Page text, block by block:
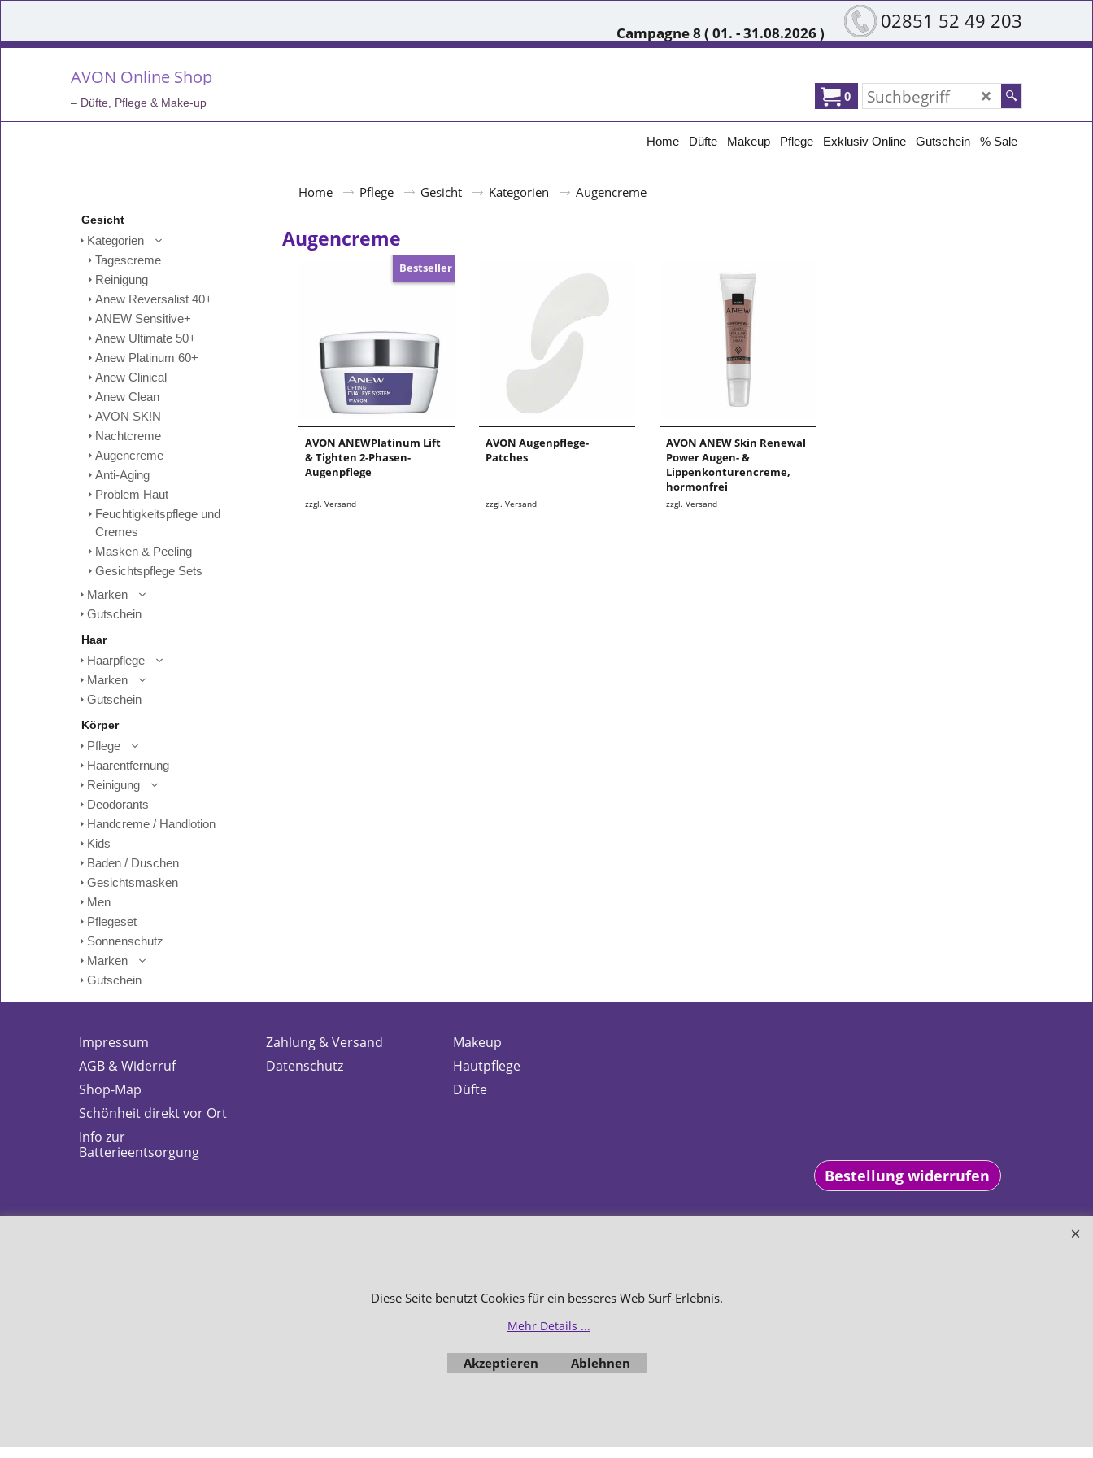
Campagne 8 ( 01. - 31.08.2026 ) 02851 52 49 203
AVON Online Shop
– Düfte, Pflege & Make-up 0
Home Düfte Makeup Pflege Exklusiv Online Gutschein % Sale
Gesicht
Kategorien
Tagescreme
Reinigung
Anew Reversalist 40+
ANEW Sensitive+
Anew Ultimate 50+
Anew Platinum 60+
Anew Clinical
Anew Clean
AVON SK!N
Nachtcreme
Augencreme
Anti-Aging
Problem Haut
Feuchtigkeitspflege und
Cremes
Masken & Peeling
Gesichtspflege Sets
Marken
Gutschein
Haar
Haarpflege
Marken
Gutschein
Körper
Pflege
Haarentfernung
Reinigung
Deodorants
Handcreme / Handlotion
Kids
Baden / Duschen
Gesichtsmasken
Men
Pflegeset
Sonnenschutz
Marken
Gutschein
Home Pflege Gesicht Kategorien Augencreme
Augencreme
Bestseller
AVON ANEWPlatinum Lift
& Tighten 2-Phasen-
Augenpflege
zzgl. Versand
AVON Augenpflege-
Patches
zzgl. Versand
AVON ANEW Skin Renewal
Power Augen- &
Lippenkonturencreme,
hormonfrei
zzgl. Versand
Impressum
AGB & Widerruf
Shop-Map
Schönheit direkt vor Ort
Info zur
Batterieentsorgung
Zahlung & Versand
Datenschutz
Makeup
Hautpflege
Düfte
Bestellung widerrufen
ShopFactory Shop
Software.
Diese Seite benutzt Cookies für ein besseres Web Surf-Erlebnis.
Mehr Details ...
Akzeptieren Ablehnen